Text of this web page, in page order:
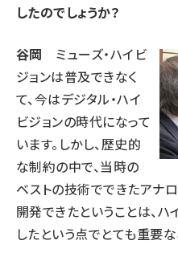
aitras (186)
タンデム (150)
したのでしょうか？
谷岡 ミューズ・ハイビ
ジョンは普及できなく
て、今はデジタル・ハイ
ビジョンの時代になって
います。しかし、歴史的
な制約の中で、当時の
ベストの技術でできたアナ
開発できたということは、
したという点でとても重要な